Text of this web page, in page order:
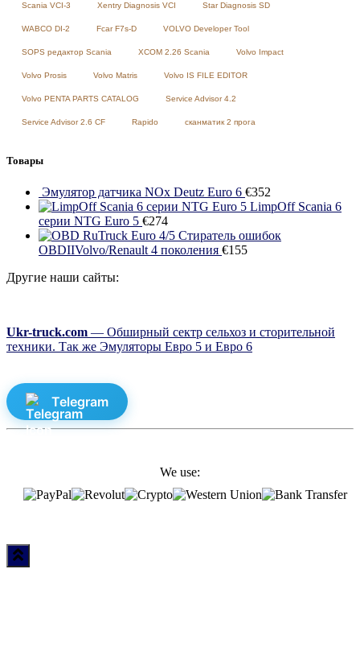
Scania VCI-3 Xentry Diagnosis VCI Star Diagnosis SD
WABCO DI-2 Fcar F7s-D VOLVO Developer Tool
SOPS редактор Scania XCOM 2.26 Scania Volvo Impact
Volvo Prosis Volvo Matris Volvo IS FILE EDITOR
Volvo PENTA PARTS CATALOG Service Advisor 4.2
Service Advisor 2.6 CF Rapido сканматик 2 прога
Товары
Эмулятор датчика NOx Deutz Euro 6 €352
LimpOff Scania 6
серии NTG Euro 5 €274
Стиратель ошибок
OBDIIVolvo/Renault 4 поколения €155
Другие наши сайты:
Ukr-truck.com — Обширный сектр сельхоз и сторительной
техники. Так же Эмуляторы Евро 5 и Евро 6
Telegram
We use: